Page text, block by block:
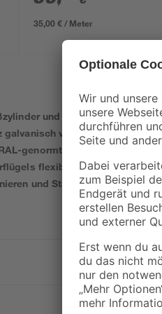
35,00 € / Meter
und 3 Schlüsseln
galvanisch verzinkt
genormter Pulverbeschichtung
flexibel einstellbar
und Stabmattenhalterungen